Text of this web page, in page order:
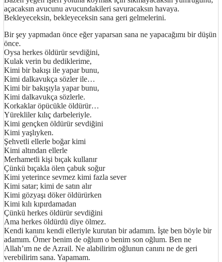
açacaksın avucunu avucundakileri savuracaksın havaya.
Bekleyeceksin, bekleyeceksin sana geri gelmelerini.
Bir şey yapmadan önce eğer yaparsan sana ne yapacağımı bir düşün
önce.
Oysa herkes öldürür sevdiğini,
Kulak verin bu dediklerime,
Kimi bir bakışı ile yapar bunu,
Kimi dalkavukça sözler ile…
Kimi bir bakışıyla yapar bunu,
Kimi dalkavukça sözlerle.
Korkaklar öpücükle öldürür…
Yürekliler kılıç darbeleriyle.
Kimi gençken öldürür sevdiğini
Kimi yaşlıyken.
Şehvetli ellerle boğar kimi
Kimi altından ellerle
Merhametli kişi bıçak kullanır
Çünkü bıçakla ölen çabuk soğur
Kimi yeterince sevmez kimi fazla sever
Kimi satar; kimi de satın alır
Kimi gözyaşı döker öldürürken
Kimi kılı kıpırdamadan
Çünkü herkes öldürür sevdiğini
Ama herkes öldürdü diye ölmez.
Kendi kanını kendi elleriyle kurutan bir adamım. İşte ben böyle bir
adamım. Ömer benim de oğlum o benim son oğlum. Ben ne
Allah’ım ne de Azrail. Ne alabilirim oğlunun canını ne de geri
verebilirim sana. Yapamam.